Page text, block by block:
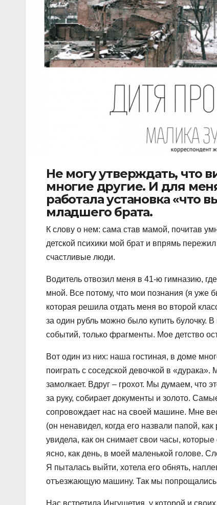
Не могу утверждать, что
многие другие. И для
работала установка «что
младшего брата.
К слову о нем: сама став мамой, почитав
детской психики мой брат и впрямь
счастливые люди.
Водитель отвозил меня в 41-ю гимназию,
мной. Все потому, что мои познания (я
которая решила отдать меня во второй
за один рубль можно было купить булочку.
событий, только фрагменты. Мое детство
Вот один из них: наша гостиная, в доме
поиграть с соседской девочкой в
замолкает. Вдруг – грохот. Мы думаем, что
за руку, собирает документы и золото.
сопровождает нас на своей машине. Мне
(он ненавидел, когда его назвали папой,
увидела, как он снимает свои часы,
ясно, как день, в моей маленькой голове.
Я пыталась выйти, хотела его обнять,
отъезжающую машину. Так мы попрощались
Нас встретила Ингушетия, у которой и